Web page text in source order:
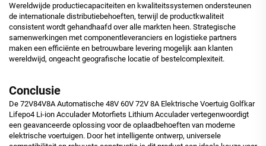
Wereldwijde productiecapaciteiten en kwaliteitssystemen ondersteunen
de internationale distributiebehoeften, terwijl de productkwaliteit
consistent wordt gehandhaafd over alle markten heen. Strategische
samenwerkingen met componentleveranciers en logistieke partners
maken een efficiënte en betrouwbare levering mogelijk aan klanten
wereldwijd, ongeacht geografische locatie of bestelcomplexiteit.
Conclusie
De 72V84V8A Automatische 48V 60V 72V 8A Elektrische Voertuig Golfkar
Lifepo4 Li-ion Acculader Motorfiets Lithium Acculader vertegenwoordigt
een geavanceerde oplossing voor de oplaadbehoeften van moderne
elektrische voertuigen. Door het intelligente ontwerp, universele